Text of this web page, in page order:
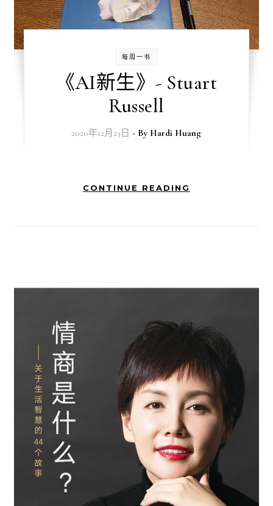
每周一书
《AI新生》- Stuart
Russell
2020年12月23日 - By Hardi Huang
CONTINUE READING